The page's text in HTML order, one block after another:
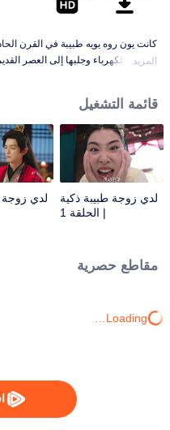
كانت يون روه يويه طبيبة في القرن
صعقها بالكهرباء وجلبها إلى العصر
المزيد
قائمة التشغيل
لدي زوجة طبيبة ذكية
| الحلقة 1
لدي زوجة
مقاطع حصرية
Loading…